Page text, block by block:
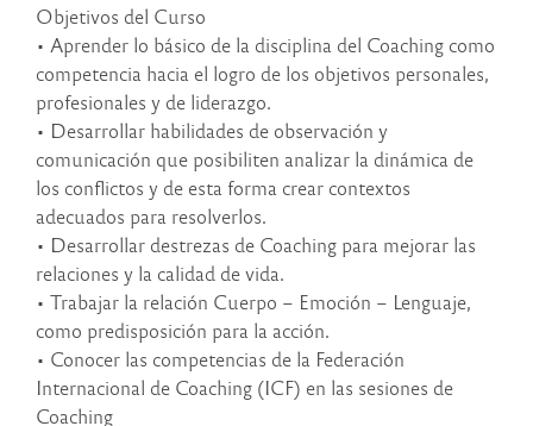
Objetivos del Curso
• Aprender lo básico de la disciplina del Coaching como
competencia hacia el logro de los objetivos personales,
profesionales y de liderazgo.
• Desarrollar habilidades de observación y
comunicación que posibiliten analizar la dinámica de
los conflictos y de esta forma crear contextos
adecuados para resolverlos.
• Desarrollar destrezas de Coaching para mejorar las
relaciones y la calidad de vida.
• Trabajar la relación Cuerpo – Emoción – Lenguaje,
como predisposición para la acción.
• Conocer las competencias de la Federación
Internacional de Coaching (ICF) en las sesiones de
Coaching